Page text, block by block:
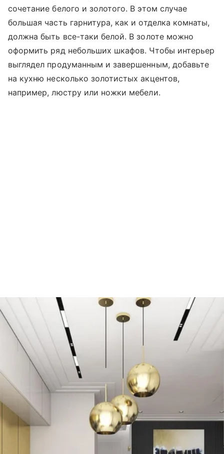
сочетание белого и золотого. В этом случае
большая часть гарнитура, как и отделка комнаты,
должна быть все-таки белой. В золоте можно
оформить ряд небольших шкафов. Чтобы интерьер
выглядел продуманным и завершенным, добавьте
на кухню несколько золотистых акцентов,
например, люстру или ножки мебели.